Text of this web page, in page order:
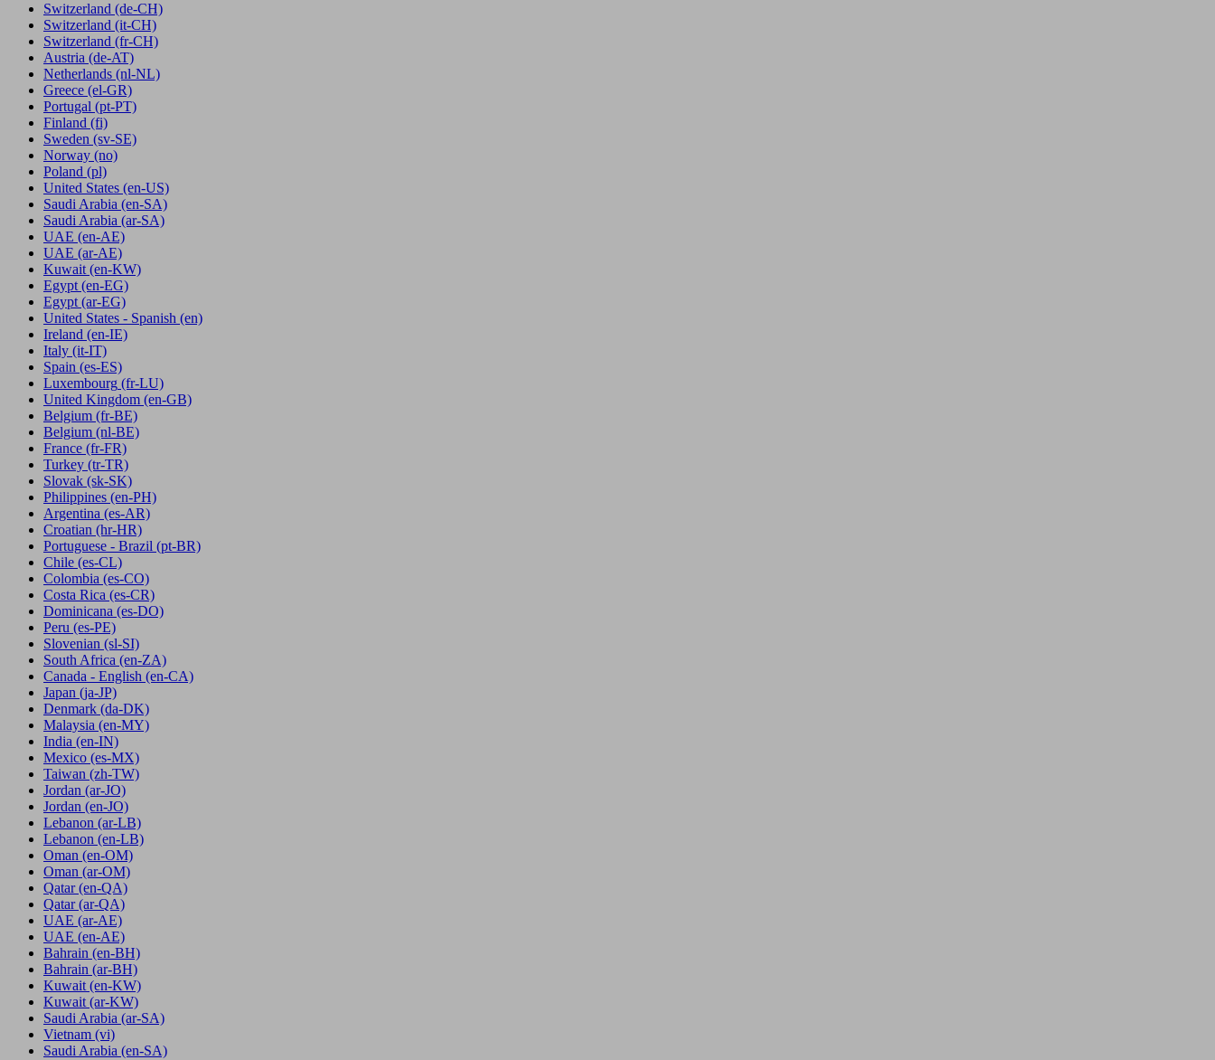
Switzerland (de-CH)
Switzerland (it-CH)
Switzerland (fr-CH)
Austria (de-AT)
Netherlands (nl-NL)
Greece (el-GR)
Portugal (pt-PT)
Finland (fi)
Sweden (sv-SE)
Norway (no)
Poland (pl)
United States (en-US)
Saudi Arabia (en-SA)
Saudi Arabia (ar-SA)
UAE (en-AE)
UAE (ar-AE)
Kuwait (en-KW)
Egypt (en-EG)
Egypt(ar-EG)
United States - Spanish (en)
Ireland (en-IE)
Italy (it-IT)
Spain (es-ES)
Luxembourg (fr-LU)
United Kingdom (en-GB)
Belgium (fr-BE)
Belgium (nl-BE)
France (fr-FR)
Turkey (tr-TR)
Slovak (sk-SK)
Philippines (en-PH)
Argentina (es-AR)
Croatian (hr-HR)
Portuguese - Brazil (pt-BR)
Chile (es-CL)
Colombia (es-CO)
Costa Rica (es-CR)
Dominicana (es-DO)
Peru (es-PE)
Slovenian (sl-SI)
South Africa (en-ZA)
Canada - English (en-CA)
Japan (ja-JP)
Denmark (da-DK)
Malaysia (en-MY)
India (en-IN)
Mexico (es-MX)
Taiwan (zh-TW)
Jordan (ar-JO)
Jordan (en-JO)
Lebanon (ar-LB)
Lebanon (en-LB)
Oman (en-OM)
Oman (ar-OM)
Qatar (en-QA)
Qatar (ar-QA)
UAE (ar-AE)
UAE (en-AE)
Bahrain (en-BH)
Bahrain (ar-BH)
Kuwait (en-KW)
Kuwait (ar-KW)
Saudi Arabia (ar-SA)
Vietnam (vi)
Saudi Arabia (en-SA)